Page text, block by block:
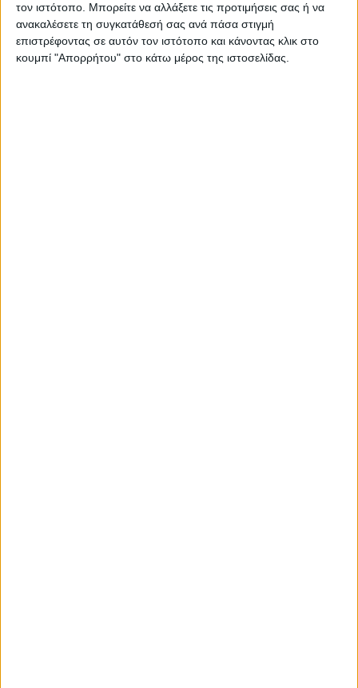
τον ιστότοπο. Μπορείτε να αλλάξετε τις προτιμήσεις σας ή να
ανακαλέσετε τη συγκατάθεσή σας ανά πάσα στιγμή
επιστρέφοντας σε αυτόν τον ιστότοπο και κάνοντας κλικ στο
κουμπί "Απορρήτου" στο κάτω μέρος της ιστοσελίδας.